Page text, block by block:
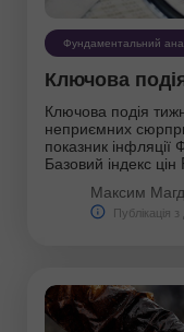
Фундаментальний
Ключова
Ключова подія
неприємних
показник інфляції
Базовий індекс цін
Максим
Публікація